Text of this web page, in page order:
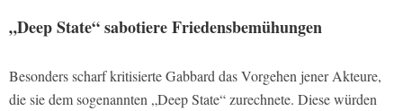
„Deep State“ sabotiere Friedensbemühungen
Besonders scharf kritisierte Gabbard das Vorgehen jener Akteure,
die sie dem sogenannten „Deep State“ zurechnete. Diese würden